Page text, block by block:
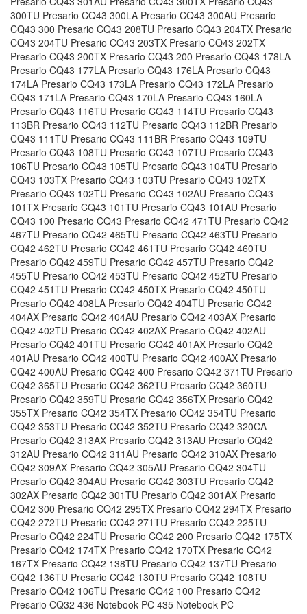
300TU Presario CQ43 300LA Presario CQ43 300AU Presario
CQ43 300 Presario CQ43 208TU Presario CQ43 204TX Presario
CQ43 204TU Presario CQ43 203TX Presario CQ43 202TX
Presario CQ43 200TX Presario CQ43 200 Presario CQ43 178LA
Presario CQ43 177LA Presario CQ43 176LA Presario CQ43
174LA Presario CQ43 173LA Presario CQ43 172LA Presario
CQ43 171LA Presario CQ43 170LA Presario CQ43 160LA
Presario CQ43 116TU Presario CQ43 114TU Presario CQ43
113BR Presario CQ43 112TU Presario CQ43 112BR Presario
CQ43 111TU Presario CQ43 111BR Presario CQ43 109TU
Presario CQ43 108TU Presario CQ43 107TU Presario CQ43
106TU Presario CQ43 105TU Presario CQ43 104TU Presario
CQ43 103TX Presario CQ43 103TU Presario CQ43 102TX
Presario CQ43 102TU Presario CQ43 102AU Presario CQ43
101TX Presario CQ43 101TU Presario CQ43 101AU Presario
CQ43 100 Presario CQ43 Presario CQ42 471TU Presario CQ42
467TU Presario CQ42 465TU Presario CQ42 463TU Presario
CQ42 462TU Presario CQ42 461TU Presario CQ42 460TU
Presario CQ42 459TU Presario CQ42 457TU Presario CQ42
455TU Presario CQ42 453TU Presario CQ42 452TU Presario
CQ42 451TU Presario CQ42 450TX Presario CQ42 450TU
Presario CQ42 408LA Presario CQ42 404TU Presario CQ42
404AX Presario CQ42 404AU Presario CQ42 403AX Presario
CQ42 402TU Presario CQ42 402AX Presario CQ42 402AU
Presario CQ42 401TU Presario CQ42 401AX Presario CQ42
401AU Presario CQ42 400TU Presario CQ42 400AX Presario
CQ42 400AU Presario CQ42 400 Presario CQ42 371TU Presario
CQ42 365TU Presario CQ42 362TU Presario CQ42 360TU
Presario CQ42 359TU Presario CQ42 356TX Presario CQ42
355TX Presario CQ42 354TX Presario CQ42 354TU Presario
CQ42 353TU Presario CQ42 352TU Presario CQ42 320CA
Presario CQ42 313AX Presario CQ42 313AU Presario CQ42
312AU Presario CQ42 311AU Presario CQ42 310AX Presario
CQ42 309AX Presario CQ42 305AU Presario CQ42 304TU
Presario CQ42 304AU Presario CQ42 303TU Presario CQ42
302AX Presario CQ42 301TU Presario CQ42 301AX Presario
CQ42 300 Presario CQ42 295TX Presario CQ42 294TX Presario
CQ42 272TU Presario CQ42 271TU Presario CQ42 225TU
Presario CQ42 224TU Presario CQ42 200 Presario CQ42 175TX
Presario CQ42 174TX Presario CQ42 170TX Presario CQ42
167TX Presario CQ42 138TU Presario CQ42 137TU Presario
CQ42 136TU Presario CQ42 130TU Presario CQ42 108TU
Presario CQ42 106TU Presario CQ42 100 Presario CQ42
Presario CQ32 436 Notebook PC 435 Notebook PC